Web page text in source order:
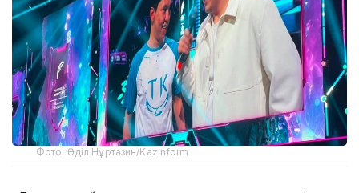
Фото: Әділ Нұртазин/Kazinform